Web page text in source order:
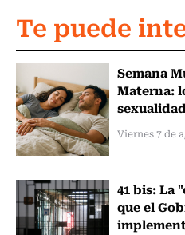
Te puede
Semana
Materna:
Viernes 7 de
41 bis: La
que el